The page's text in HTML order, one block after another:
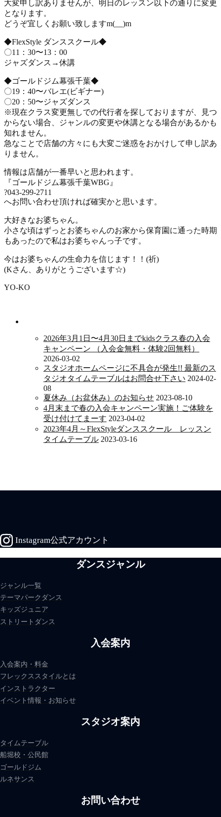
大変申し訳ありませんが、明日のレッスン以下の通りに変更
となります。
どうぞ宜しくお願い致しますm(__)m
◆FlexStyle ダンススクール◆
〇11：30〜13：00
ジャズダンス→休講
◆ゴールドジム幕張千葉◆
〇19：40〜バレエ(ビギナー)
〇20：50〜ジャズダンス
※現在クラス変更無しでの代行者を探しておりますが、見つ
からない場合、ジャンルの変更や休講となる場合があるかも
知れません。
急なことで店舗の方々にも大変ご迷惑をおかけして申し訳あ
りません。
情報は店舗が一番早いと思われます。
『ゴールドジム幕張千葉WBG』
?043-299-2711
へお問い合わせ頂ければ確実かと思います。
大好きなお婆ちゃん。
小さな頃はずっとお婆ちゃんのお家から保育園に通った時期
もあったので私はお婆ちゃんっ子です。
今はお婆ちゃんの生命力を信じます！！(祈)
(Kさん、ありがとうございます☆)
YO-KO
2026年3月1日〜4月30日までkidsクラス春の入会
キャンペーン （入会金無料・体験2回無料）
2026-03-02
スタジオホームページに不具合が発生!! 最新のス
タジオタイムテーブルはお問合せ下さい 2024-02-
08
夏休み（お盆休み）のお知らせ 2023-08-10
4月末まで春の入会キャンペーン実施！ご体験を
受け付けてまーす 2023-04-02
2023年4月～FlexStyleダンススクール レッスン
タイムテーブル 2023-03-16
Instagram公式アカウント
ダンスジャンル
ジャンル一覧
テーマパークダンス
キッズジュニア
ストリートダンス
入会案内
入会案内・料金
フレックススタイルとは
インストラクター
イベント情報・お知らせ
スタジオ案内
タイムテーブル
船堀校・公民館
ゴールドジム
ルネサンス
お問い合わせ